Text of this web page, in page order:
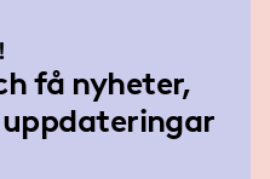
få nyheter,